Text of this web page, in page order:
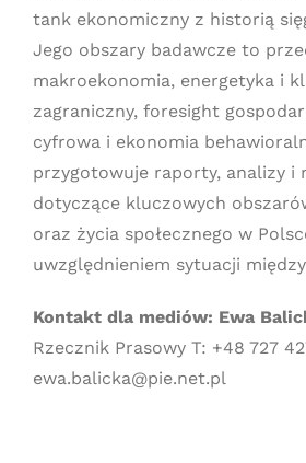
tank ekonomiczny z historią
Jego obszary badawcze to
makroekonomia, energetyka i
zagraniczny, foresight
cyfrowa i ekonomia
przygotowuje raporty, analizy i
dotyczące kluczowych
oraz życia społecznego w
uwzględnieniem sytuacji
Kontakt dla mediów: Ewa
Rzecznik Prasowy T: +48 727
ewa.balicka@pie.net.pl